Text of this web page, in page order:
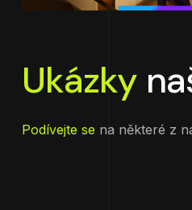
Ukázky
Podívejte se na některé z